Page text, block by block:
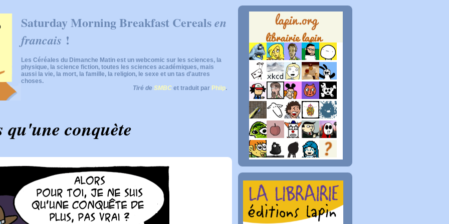
Saturday Morning Breakfast Cerealsen
francais !
Les Céréales du Dimanche Matin est un webcomic sur les sciences, la
physique, la science fiction, toutes les sciences académiques, mais
aussi la vie, la mort, la famille, la religion, le sexe et un tas d'autres
choses.
Tiré de SMBC et traduit par Phiip.
qu'une conquète